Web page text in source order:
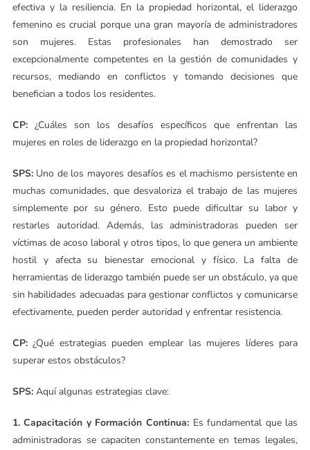
efectiva y la resiliencia. En la propiedad horizontal, el liderazgo
femenino es crucial porque una gran mayoría de administradores
son mujeres. Estas profesionales han demostrado ser
excepcionalmente competentes en la gestión de comunidades y
recursos, mediando en conflictos y tomando decisiones que
benefician a todos los residentes.
CP:¿Cuáles son los desafíos específicos que enfrentan las
mujeres en roles de liderazgo en la propiedad horizontal?
SPS:Uno de los mayores desafíos es el machismo persistente en
muchas comunidades, que desvaloriza el trabajo de las mujeres
simplemente por su género. Esto puede dificultar su labor y
restarles autoridad. Además, las administradoras pueden ser
víctimas de acoso laboral y otros tipos, lo que genera un ambiente
hostil y afecta su bienestar emocional y físico. La falta de
herramientas de liderazgo también puede ser un obstáculo, ya que
sin habilidades adecuadas para gestionar conflictos y comunicarse
efectivamente, pueden perder autoridad y enfrentar resistencia.
CP:¿Qué estrategias pueden emplear las mujeres líderes para
superar estos obstáculos?
SPS:Aquí algunas estrategias clave:
1. Capacitación y Formación Continua: Es fundamental que las
administradoras se capaciten constantemente en temas legales,